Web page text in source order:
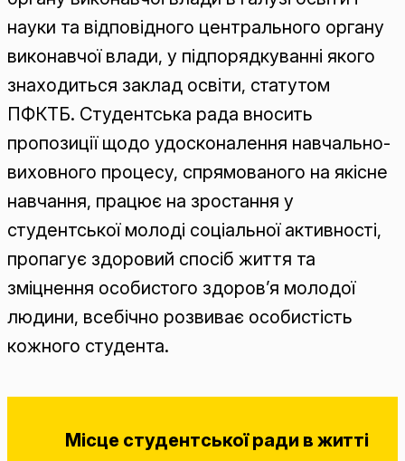
науки та відповідного центрального органу
виконавчої влади, у підпорядкуванні якого
знаходиться заклад освіти, статутом
ПФКТБ. Студентська рада вносить
пропозиції щодо удосконалення навчально-
виховного процесу, спрямованого на якісне
навчання, працює на зростання у
студентської молоді соціальної активності,
пропагує здоровий спосіб життя та
зміцнення особистого здоров’я молодої
людини, всебічно розвиває особистість
кожного студента.
Місце студентської ради в житті